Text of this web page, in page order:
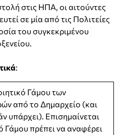
στις ΗΠΑ, οι αιτούντες
σε μία από τις Πολιτείες
του συγκεκριμένου
:
Γάμου των
από το Δημαρχείο (και
υπάρχει). Επισημαίνεται
Γάμου πρέπει να αναφέρει